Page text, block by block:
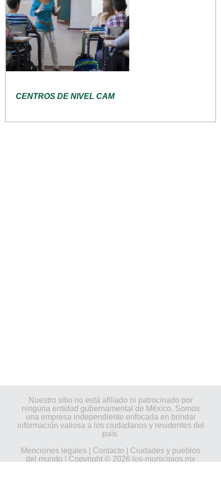
CENTROS DE NIVEL CAM
Nuestro sitio no está afiliado ni patrocinado por
ninguna entidad gubernamental de México. Somos
una empresa independiente enfocada en brindar
información valiosa a los ciudadanos y residentes del
país.
Menciones legales
Contacto
Ciudades y pueblos
del mundo | Copyright © 2026 los-municipios.mx